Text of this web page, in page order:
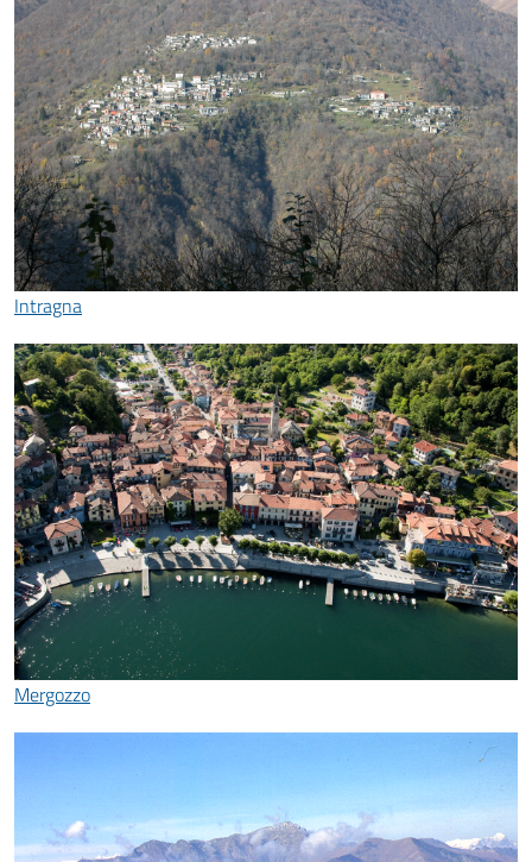
Intragna
Mergozzo